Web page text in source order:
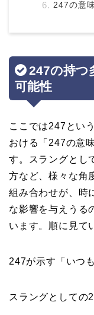
247の意
247の持つ
可能性
ここでは247とい
おける「247の意
す。スラングとし
方など、様々な角
組み合わせが、時
な影響を与えうる
います。順に見て
247が示す「いつ
スラングとしての